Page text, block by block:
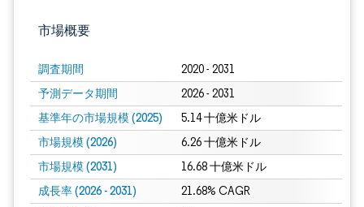
市場概要
調査期間 2020 - 2031
予測データ期間 2026 - 2031
基準年の市場規模 (2025) 5.14 十億米ドル
市場規模 (2026) 6.26 十億米ドル
市場規模 (2031) 16.68 十億米ドル
成長率 (2026 - 2031) 21.68% CAGR